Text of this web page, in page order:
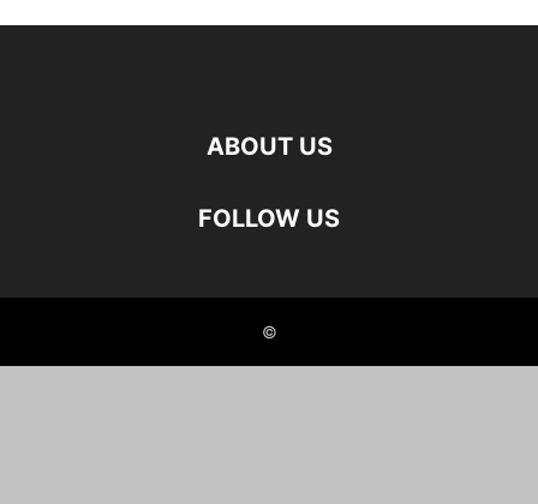
ABOUT US
FOLLOW US
©